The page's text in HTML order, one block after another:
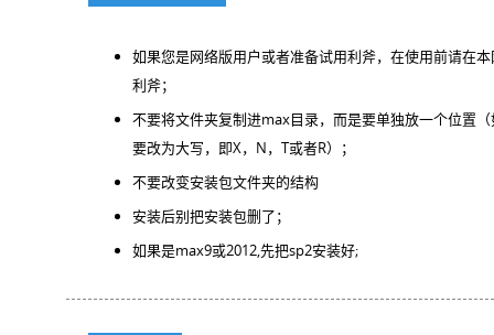
如果您是网络版用户或者准备试用利斧，在使用前请在
利斧；
不要将文件夹复制进max目录，而是要单独放一个位置
要改为大写，即X，N，T或者R）；
不要改变安装包文件夹的结构
安装后别把安装包删了；
如果是max9或2012,先把sp2安装好;